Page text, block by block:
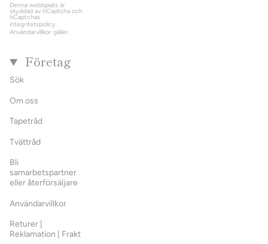
Denna webbplats är
skyddad av hCaptcha och
hCaptchas
integritetspolicy .
Användarvillkor gäller.
Företag
Sök
Om oss
Tapetråd
Tvättråd
Bli
samarbetspartner
eller återförsäljare
Användarvillkor
Returer |
Reklamation | Frakt